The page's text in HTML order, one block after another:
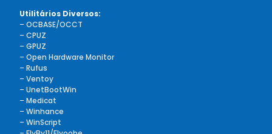
Utilitários Diversos:
–OCBASE/OCCT
–CPUZ
–GPUZ
–Open Hardware Monitor
–Rufus
–Ventoy
–UnetBootWin
–Medicat
–Winhance
–WinScript